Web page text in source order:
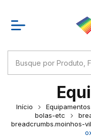
Início Equipamentos
bolas-etc
breadcrumbs.moinhos-